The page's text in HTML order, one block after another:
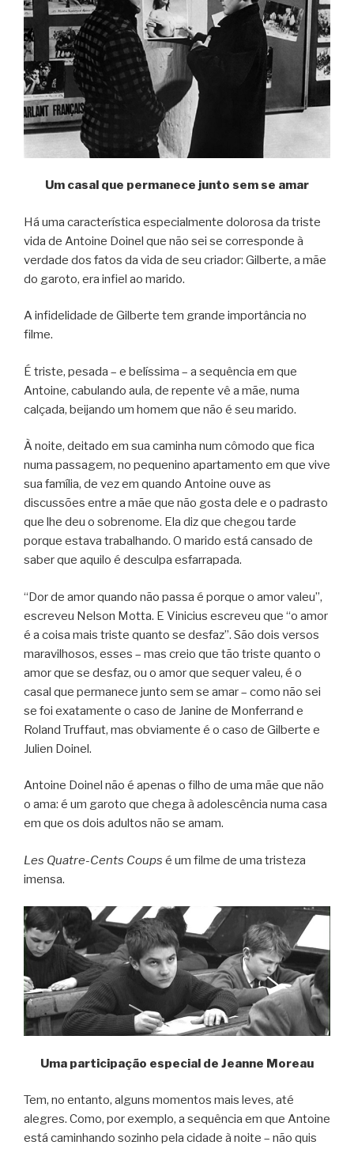
Um casal que permanece junto sem se amar
Há uma característica especialmente dolorosa da triste
vida de Antoine Doinel que não sei se corresponde à
verdade dos fatos da vida de seu criador: Gilberte, a mãe
do garoto, era infiel ao marido.
A infidelidade de Gilberte tem grande importância no
filme.
É triste, pesada – e belíssima – a sequência em que
Antoine, cabulando aula, de repente vê a mãe, numa
calçada, beijando um homem que não é seu marido.
À noite, deitado em sua caminha num cômodo que fica
numa passagem, no pequenino apartamento em que vive
sua família, de vez em quando Antoine ouve as
discussões entre a mãe que não gosta dele e o padrasto
que lhe deu o sobrenome. Ela diz que chegou tarde
porque estava trabalhando. O marido está cansado de
saber que aquilo é desculpa esfarrapada.
“Dor de amor quando não passa é porque o amor valeu”,
escreveu Nelson Motta. E Vinicius escreveu que “o amor
é a coisa mais triste quanto se desfaz”. São dois versos
maravilhosos, esses – mas creio que tão triste quanto o
amor que se desfaz, ou o amor que sequer valeu, é o
casal que permanece junto sem se amar – como não sei
se foi exatamente o caso de Janine de Monferrand e
Roland Truffaut, mas obviamente é o caso de Gilberte e
Julien Doinel.
Antoine Doinel não é apenas o filho de uma mãe que não
o ama: é um garoto que chega à adolescência numa casa
em que os dois adultos não se amam.
Les Quatre-Cents Coups é um filme de uma tristeza
imensa.
Uma participação especial de Jeanne Moreau
Tem, no entanto, alguns momentos mais leves, até
alegres. Como, por exemplo, a sequência em que Antoine
está caminhando sozinho pela cidade à noite – não quis